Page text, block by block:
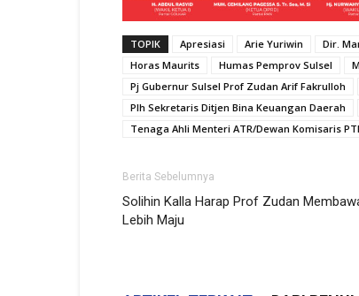
TOPIK Apresiasi Arie Yuriwin Dir.
Horas Maurits
Humas Pemprov Sulsel
Pj Gubernur Sulsel Prof Zudan Arif Fakrulloh
Plh Sekretaris Ditjen Bina Keuangan Daerah
Tenaga Ahli Menteri ATR/Dewan Komisaris
Berita Sebelumnya
Solihin Kalla Harap Prof Zudan
Lebih Maju